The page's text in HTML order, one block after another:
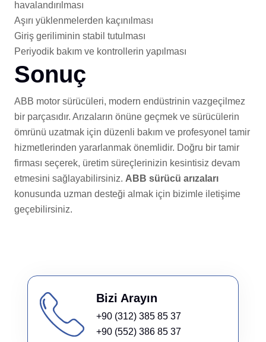
havalandırılması
Aşırı yüklenmelerden kaçınılması
Giriş geriliminin stabil tutulması
Periyodik bakım ve kontrollerin yapılması
Sonuç
ABB motor sürücüleri, modern endüstrinin vazgeçilmez
bir parçasıdır. Arızaların önüne geçmek ve sürücülerin
ömrünü uzatmak için düzenli bakım ve profesyonel tamir
hizmetlerinden yararlanmak önemlidir. Doğru bir tamir
firması seçerek, üretim süreçlerinizin kesintisiz devam
etmesini sağlayabilirsiniz. ABB sürücü arızaları
konusunda uzman desteği almak için bizimle iletişime
geçebilirsiniz.
Bizi Arayın
+90 (312) 385 85 37
+90 (552) 386 85 37